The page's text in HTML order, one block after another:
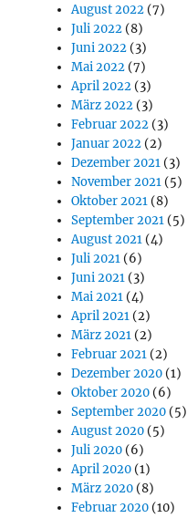
August 2022 (7)
Juli 2022 (8)
Juni 2022 (3)
Mai 2022 (7)
April 2022 (3)
März 2022 (3)
Februar 2022 (3)
Januar 2022 (2)
Dezember 2021 (3)
November 2021 (5)
Oktober 2021 (8)
September 2021 (5)
August 2021 (4)
Juli 2021 (6)
Juni 2021 (3)
Mai 2021 (4)
April 2021 (2)
März 2021 (2)
Februar 2021 (2)
Dezember 2020 (1)
Oktober 2020 (6)
September 2020 (5)
August 2020 (5)
Juli 2020 (6)
April 2020 (1)
März 2020 (8)
Februar 2020 (10)